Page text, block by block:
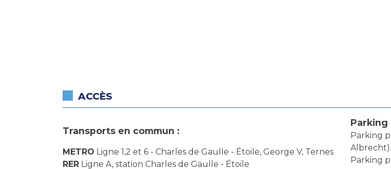
ACCÈS
Transports en commun :
METRO Ligne 1,2 et 6 - Charles de Gaulle - Étoile, George V, Ternes
RER Ligne A, station Charles de Gaulle - Étoile
Parking
Parking
Albrecht).
Parking